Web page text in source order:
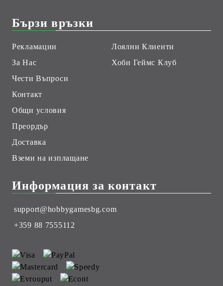
Бързи връзки
Рекламации
За Нас
Чести Въпроси
Контакт
Общи условия
Преордър
Доставка
Вземи на изплащане
Лоялни Клиенти
Хоби Геймс Клуб
Информация за контакт
support@hobbygamesbg.com
+359 88 7555112